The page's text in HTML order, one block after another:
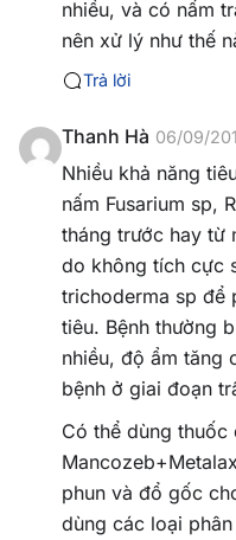
nhiều, và có nấm
nên xử lý như thế
Trả lời
Thanh Hà 06/09/
Nhiều khả năng
nấm Fusarium sp,
tháng trước hay từ
do không tích cực
trichoderma sp để
tiêu. Bệnh thường
nhiều, độ ẩm tăng
bệnh ở giai đoạn
Có thể dùng
phun và đổ gốc
dùng các loại